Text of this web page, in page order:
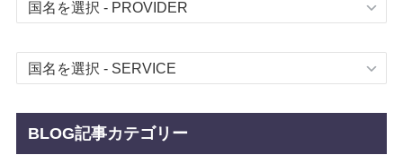
BLOG記事カテゴリー